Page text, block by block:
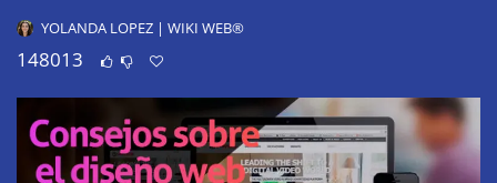
YOLANDA LOPEZ | WIKI WEB®
148013